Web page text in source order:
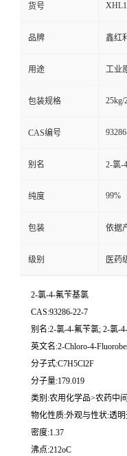
货号
品牌 鑫红利
用途 工业
包装规格 25kg/
CAS编号
别名 2-氯-
纯度 99%
包装 依据
级别 医药
2-氯-4-氟苄基氯
CAS:93286-22-7
别名:2-氯-4-氟苄氯; 2-氯-
英文名:2-Chloro-4-
分子式:C7H5Cl2F
分子量:179.019
类别:农用化学品>农药中
物化性质:外观与性状:透
密度:1.37
沸点:212oC